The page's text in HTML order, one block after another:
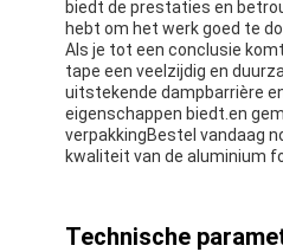
biedt de prestaties en
hebt om het werk goed te
Als je tot een conclusie
tape een veelzijdig en
uitstekende dampbarrière
eigenschappen biedt.en
verpakkingBestel vandaag
kwaliteit van de aluminium
Technische